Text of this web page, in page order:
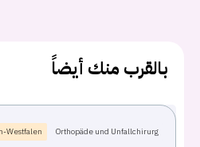
اسم
بالقرب منك أيضاً
Orthopäde und Unfallchirurg
Westfalen